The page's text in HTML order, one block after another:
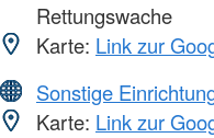
Rettungswache
Karte: Link zur
Sonstige
Karte: Link zur